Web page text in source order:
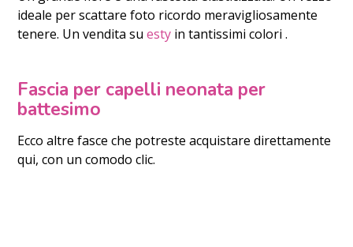
ideale per scattare foto ricordo meravigliosamente
tenere. Un vendita suesty in tantissimi colori .
Fascia per capelli neonata per
battesimo
Ecco altre fasce che potreste acquistare direttamente
qui, con un comodo clic.